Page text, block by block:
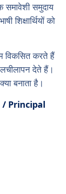
समावेशी समुदाय
शिक्षार्थियों को
विकसित करते हैं
देते हैं।
बनाता है।
Principal